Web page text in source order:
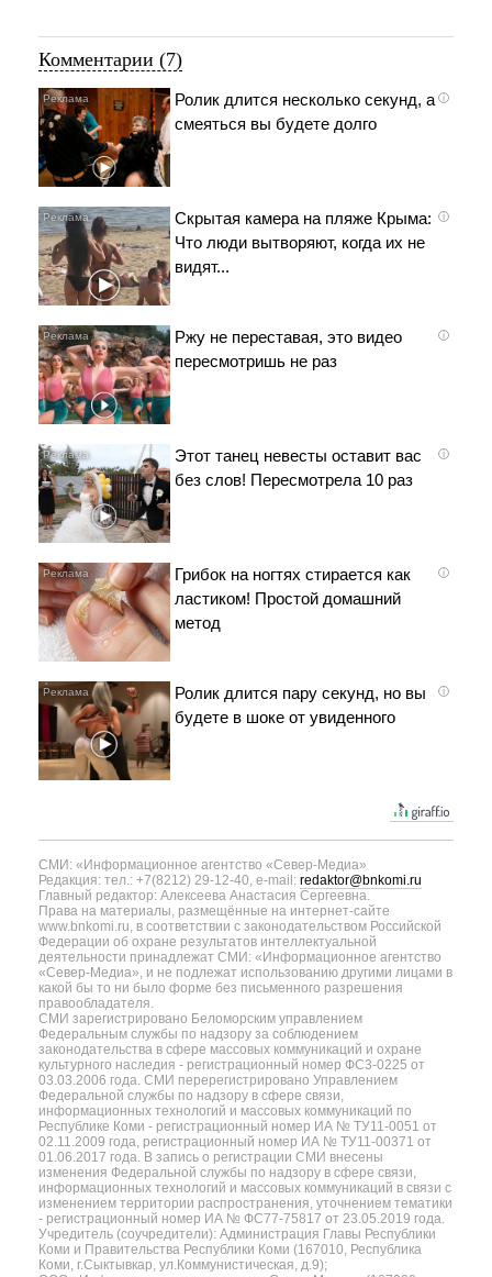
Комментарии (7)
i
Ролик длится несколько секунд, а
смеяться вы будете долго
i
Скрытая камера на пляже Крыма:
Что люди вытворяют, когда их не
видят...
i
Ржу не переставая, это видео
пересмотришь не раз
i
Этот танец невесты оставит вас
без слов! Пересмотрела 10 раз
i
Грибок на ногтях стирается как
ластиком! Простой домашний
метод
i
Ролик длится пару секунд, но вы
будете в шоке от увиденного
СМИ: «Информационное агентство «Север-Медиа»
Редакция: тел.: +7(8212) 29-12-40, e-mail: redaktor@bnkomi.ru
Главный редактор: Алексеева Анастасия Сергеевна.
Права на материалы, размещённые на интернет-сайте
www.bnkomi.ru, в соответствии с законодательством Российской
Федерации об охране результатов интеллектуальной
деятельности принадлежат СМИ: «Информационное агентство
«Север-Медиа», и не подлежат использованию другими лицами в
какой бы то ни было форме без письменного разрешения
правообладателя.
СМИ зарегистрировано Беломорским управлением
Федеральным службы по надзору за соблюдением
законодательства в сфере массовых коммуникаций и охране
культурного наследия - регистрационный номер ФС3-0225 от
03.03.2006 года. СМИ перерегистрировано Управлением
Федеральной службы по надзору в сфере связи,
информационных технологий и массовых коммуникаций по
Республике Коми - регистрационный номер ИА № ТУ11-0051 от
02.11.2009 года, регистрационный номер ИА № ТУ11-00371 от
01.06.2017 года. В запись о регистрации СМИ внесены
изменения Федеральной службы по надзору в сфере связи,
информационных технологий и массовых коммуникаций в связи с
изменением территории распространения, уточнением тематики
- регистрационный номер ИА № ФС77-75817 от 23.05.2019 года.
Учредитель (соучредители): Администрация Главы Республики
Коми и Правительства Республики Коми (167010, Республика
Коми, г.Сыктывкар, ул.Коммунистическая, д.9);